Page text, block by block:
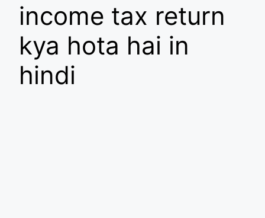
income tax return
kya hota hai in
hindi